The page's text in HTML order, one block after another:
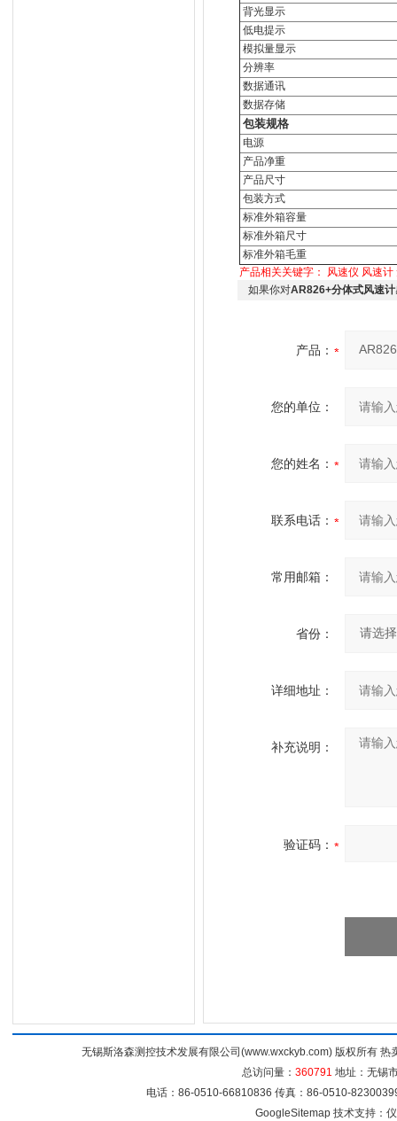
背光显示
低电提示
模拟量显示
分辨率
数据通讯
数据存储
包装规格
电源
产品净重
产品尺寸
包装方式
标准外箱容量
标准外箱尺寸
标准外箱毛重
产品相关关键字： 风速仪 风速计
如果你对AR826+分体式风速计
产品：
您的单位：
您的姓名：
联系电话：
常用邮箱：
省份：
详细地址：
补充说明：
验证码：
无锡斯洛森测控技术发展有限公司(www.wxckyb.com) 版权所有
总访问量： 360791 地址：无锡
电话：86-0510-66810836 传真：86-0510-
GoogleSitemap技术支持：